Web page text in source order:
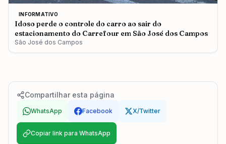
INFORMATIVO
Idoso perde o controle do carro ao sair do
estacionamento do Carrefour em São José dos Campos
São José dos Campos
Compartilhar esta página
WhatsApp Facebook X/Twitter
Copiar link para WhatsApp